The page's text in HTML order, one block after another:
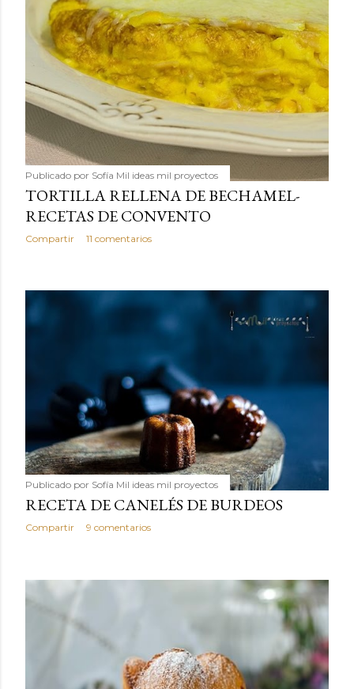
Publicado por Sofía Mil ideas mil proyectos
TORTILLA RELLENA DE BECHAMEL-
RECETAS DE CONVENTO
Compartir 11 comentarios
Publicado por Sofía Mil ideas mil proyectos
RECETA DE CANELÉS DE BURDEOS
Compartir 9 comentarios